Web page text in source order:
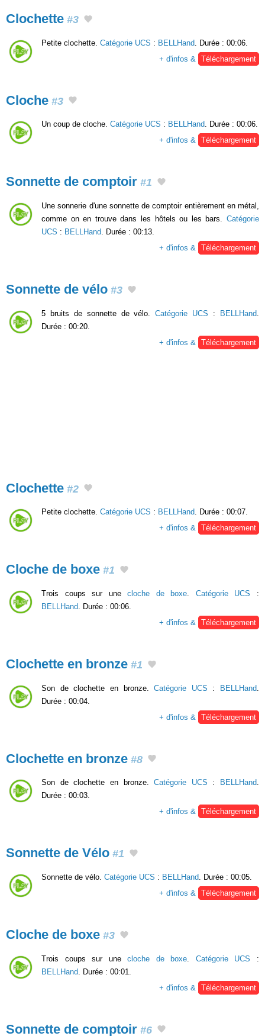
Clochette #3
Petite clochette. Catégorie UCS : BELLHand . Durée : 00:06.
+ d'infos &
Téléchargement
Cloche #3
Un coup de cloche. Catégorie UCS : BELLHand. Durée : 00:06.
+ d'infos & Téléchargement
Sonnette de comptoir #1
Une sonnerie d'une sonnette de comptoir entièrement en métal,
comme on en trouve dans les hôtels ou les bars. Catégorie
UCS : BELLHand . Durée : 00:13.
+ d'infos &
Téléchargement
Sonnette de vélo #3
5 bruits de sonnette de vélo.Catégorie UCS : BELLHand
Durée : 00:20.
+ d'infos &
Téléchargement
Clochette #2
Petite clochette. Catégorie UCS : BELLHand. Durée : 00:07.
+ d'infos & Téléchargement
Cloche de boxe #1
Trois coups sur unecloche de boxe Catégorie UCS :
BELLHand . Durée : 00:06.
+ d'infos &
Téléchargement
Clochette en bronze #1
Son de clochette en bronze.Catégorie UCS : BELLHand
Durée : 00:04.
+ d'infos &
Téléchargement
Clochette en bronze #8
Son de clochette en bronze.Catégorie UCS : BELLHand.
Durée : 00:03.
+ d'infos & Téléchargement
Sonnette de Vélo #1
Sonnette de vélo. Catégorie UCS : BELLHand . Durée : 00:05.
+ d'infos &
Téléchargement
Cloche de boxe #3
Trois coups sur unecloche de boxe Catégorie UCS :
BELLHand . Durée : 00:01.
+ d'infos &
Téléchargement
Sonnette de comptoir #6